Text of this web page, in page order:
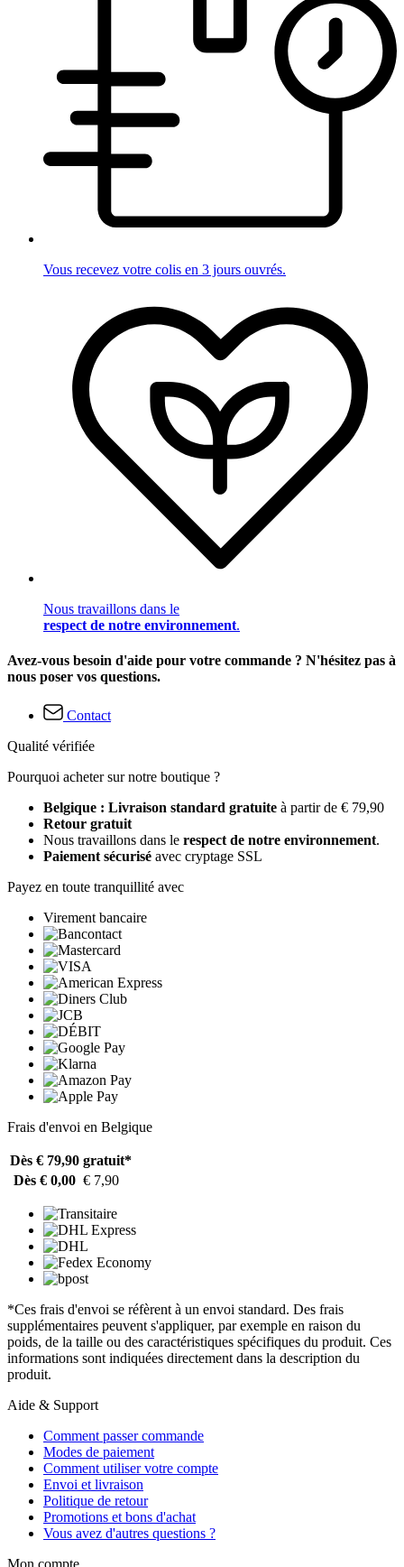
Vous recevez votre colis en 3 jours ouvrés.
Nous travaillons dans le
respect de notre environnement.
Avez-vous besoin d'aide pour votre commande ? N'hésitez pas à
nous poser vos questions.
Contact
Qualité vérifiée
Pourquoi acheter sur notre boutique ?
Belgique : Livraison standard gratuite à partir de € 79,90
Retour gratuit
Nous travaillons dans le respect de notre environnement.
Paiement sécurisé avec cryptage SSL
Payez en toute tranquillité avec
Virement bancaire
Frais d'envoi en Belgique
Dès € 79,90 gratuit*
Dès € 0,00 € 7,90
*Ces frais d'envoi se réfèrent à un envoi standard. Des frais
supplémentaires peuvent s'appliquer, par exemple en raison du
poids, de la taille ou des caractéristiques spécifiques du produit. Ces
informations sont indiquées directement dans la description du
produit.
Aide & Support
Comment passer commande
Modes de paiement
Comment utiliser votre compte
Envoi et livraison
Politique de retour
Promotions et bons d'achat
Vous avez d'autres questions ?
Mon compte